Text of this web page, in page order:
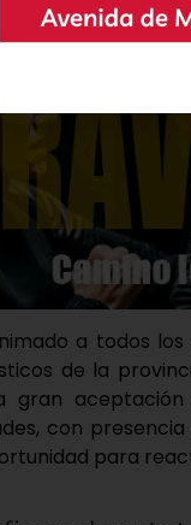
a todos
de la
gran
con
para